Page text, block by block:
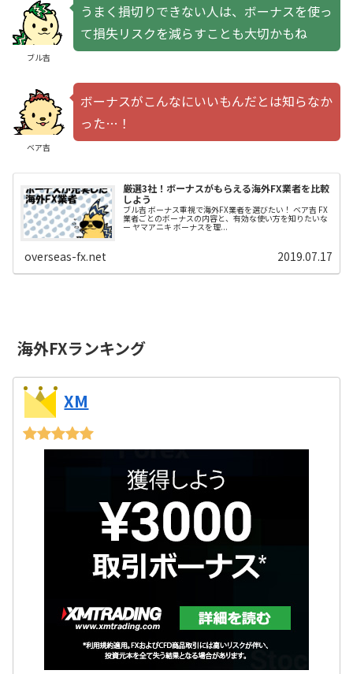
ブル吉
うまく損切りできない人は、ボーナスを使っ
て損失リスクを減らすことも大切かもね
ベア吉
ボーナスがこんなにいいもんだとは知らなか
った…！
厳選3社！ボーナスがもらえる海外FX業者を比較
しよう
ブル吉 ボーナス重視で海外FX業者を選びたい！ ベア吉 FX
業者ごとのボーナスの内容と、有効な使い方を知りたいな
ー ヤマアニキ ボーナスを理...
overseas-fx.net 2019.07.17
海外FXランキング
XM